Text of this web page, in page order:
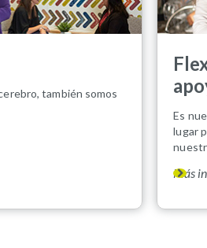
también somos
Es
lugar
Más